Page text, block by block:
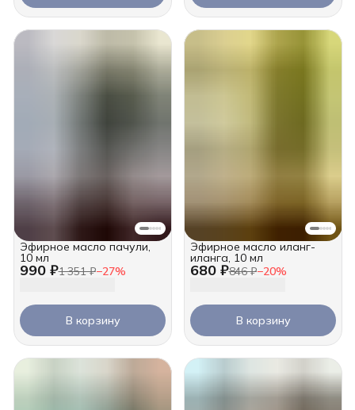
990 ₽1 351 ₽−27%
Эфирное масло пачули,
10 мл
В корзину
680 ₽846 ₽−20%
Эфирное масло иланг-
иланга, 10 мл
В корзину